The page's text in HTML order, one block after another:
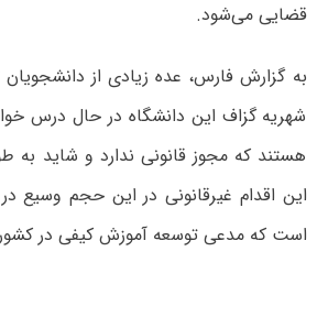
قضایی می‌شود.
به گزارش فارس، عده زیادی از
شهریه گزاف این دانشگاه در حال درس
هستند که مجوز قانونی ندارد و شاید به
این اقدام غیرقانونی در این حجم وسیع
است که مدعی توسعه آموزش کیفی در